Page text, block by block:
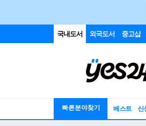
국내도서 외국도서 중고샵
빠른분야찾기 베스트 신